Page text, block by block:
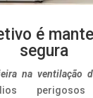
é
segura
na ventilação